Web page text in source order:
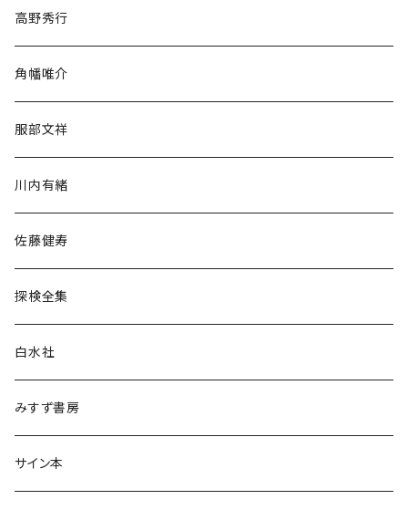
随筆・ノンフィクション・その他
民族・風習
言語・ことば
高野秀行
角幡唯介
服部文祥
川内有緒
佐藤健寿
探検全集
白水社
みすず書房
サイン本